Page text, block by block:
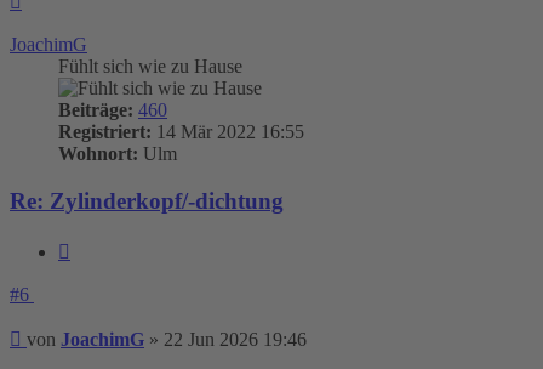
JoachimG
Fühlt sich wie zu Hause
Beiträge: 460
Registriert: 14 Mär 2022 16:55
Wohnort: Ulm
Re: Zylinderkopf/-dichtung
#6
Beitrag
von JoachimG » 22 Jun 2026 19:46